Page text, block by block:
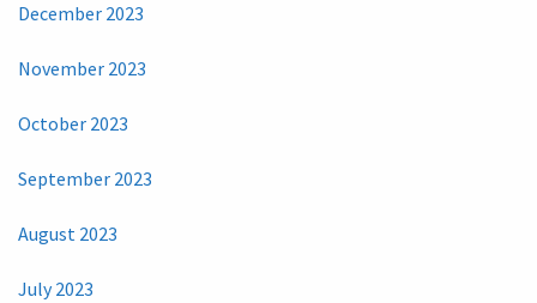
December 2023
November 2023
October 2023
September 2023
August 2023
July 2023